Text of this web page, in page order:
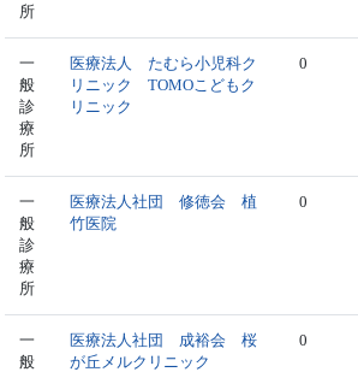
所
一
般
診
療
所
医療法人 たむら小児科ク
リニック TOMOこどもク
リニック
0
一
般
診
療
所
医療法人社団 修徳会 植
竹医院
0
一
般
医療法人社団 成裕会 桜
が丘メルクリニック
0